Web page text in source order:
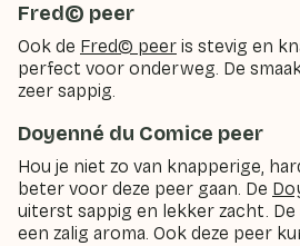
Fred© peer
Ook de Fred© peer is stevig en
perfect voor onderweg. De
zeer sappig.
Doyenné du Comice peer
Hou je niet zo van knapperige,
beter voor deze peer gaan. De
uiterst sappig en lekker zacht.
een zalig aroma. Ook deze peer